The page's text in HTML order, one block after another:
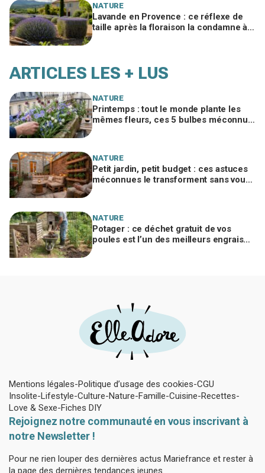
NATURE
Lavande en Provence : ce réflexe de
taille après la floraison la condamne à
ARTICLES LES + LUS
NATURE
Printemps : tout le monde plante les
mêmes fleurs, ces 5 bulbes méconnus
NATURE
Petit jardin, petit budget : ces astuces
méconnues le transforment sans vous
NATURE
Potager : ce déchet gratuit de vos
poules est l’un des meilleurs engrais
Mentions légales Politique d’usage des cookies CGU
Insolite Lifestyle Culture Nature Famille Cuisine Recettes
Love & Sexe Fiches DIY
Rejoignez notre communauté en vous inscrivant à
notre Newsletter !
Pour ne rien louper des dernières actus Mariefrance et rester à
la page des dernières tendances jeunes.